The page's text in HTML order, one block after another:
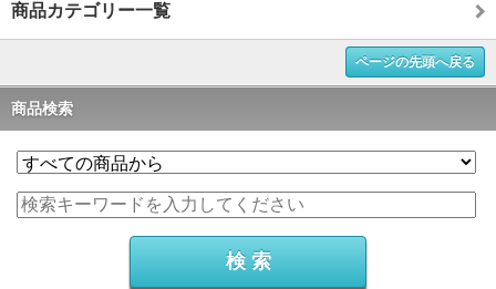
商品カテゴリー一覧
ページの先頭へ戻る
商品検索